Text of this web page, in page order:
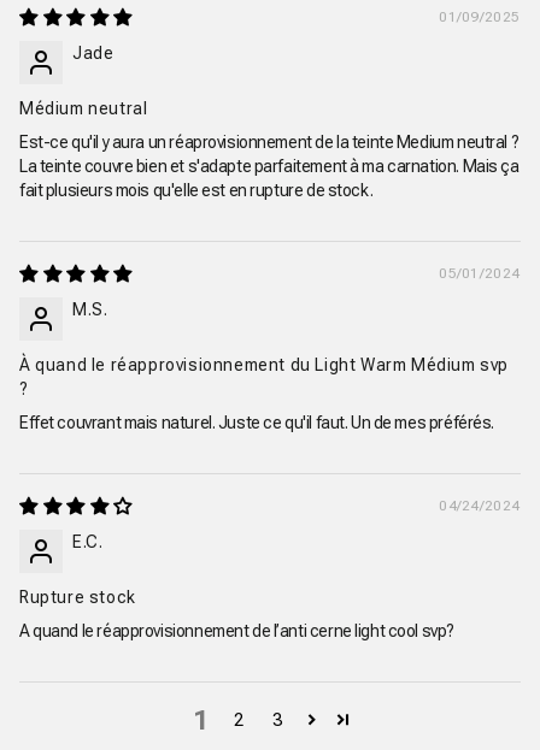
01/09/2025
Jade
Médium neutral
Est-ce qu'il y aura un réaprovisionnement de la teinte Medium neutral ?
La teinte couvre bien et s'adapte parfaitement à ma carnation. Mais ça
fait plusieurs mois qu'elle est en rupture de stock.
05/01/2024
M.S.
À quand le réapprovisionnement du Light Warm Médium svp
?
Effet couvrant mais naturel. Juste ce qu'il faut. Un de mes préférés.
04/24/2024
E.C.
Rupture stock
A quand le réapprovisionnement de l’anti cerne light cool svp?
1 2 3